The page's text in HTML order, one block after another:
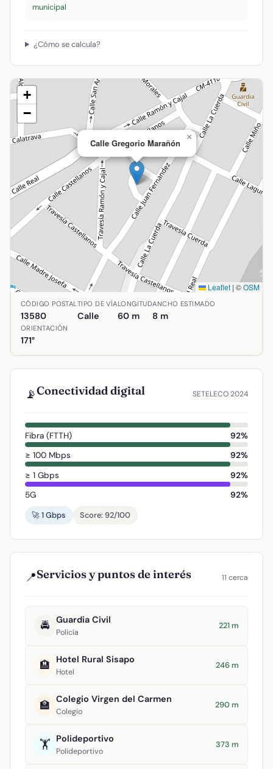
municipal
¿Cómo se calcula?
Calle Gregorio Marañón
×
+
−
Leaflet | ©OSM
Ubicación de Calle Gregorio Marañón en Almodóvar del
CÓDIGO POSTAL
13580
TIPO DE VÍA
Calle
LONGITUD
60 m
ANCHO ESTIMADO
8 m
ORIENTACIÓN
171°
📡Conectividad digital SETELECO 2024
Fibra (FTTH)
92%
≥ 100 Mbps
92%
≥ 1 Gbps
92%
5G
92%
🚀 1 Gbps
Score: 92/100
📍Servicios y puntos de interés 11 cerca
🚔 Guardia Civil
Policía
221 m
🏨 Hotel Rural Sisapo
Hotel
246 m
🏫 Colegio Virgen del Carmen
Colegio
290 m
🏋️ Polideportivo
Polideportivo
373 m